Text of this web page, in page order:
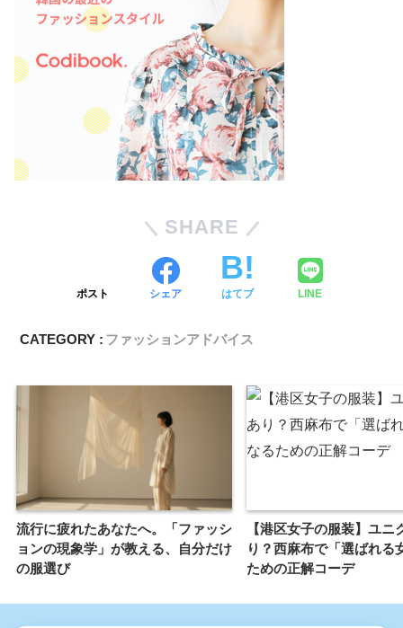
SHARE
ポスト シェア はてブ LINE
CATEGORY : ファッションアドバイス
流行に疲れたあなたへ。「ファッシ
ョンの現象学」が教える、自分だけ
の服選び
【港区女子の服装】ユニ
り？西麻布で「選ばれる
ための正解コーデ